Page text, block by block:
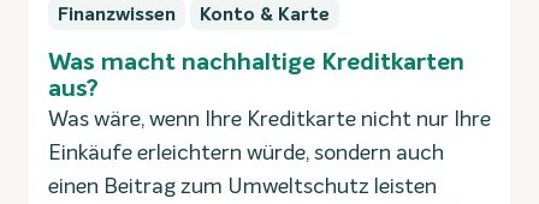
Finanzwissen Konto & Karte
Was macht nachhaltige Kreditkarten
aus?
Was wäre, wenn Ihre Kreditkarte nicht nur Ihre
Einkäufe erleichtern würde, sondern auch
einen Beitrag zum Umweltschutz leisten